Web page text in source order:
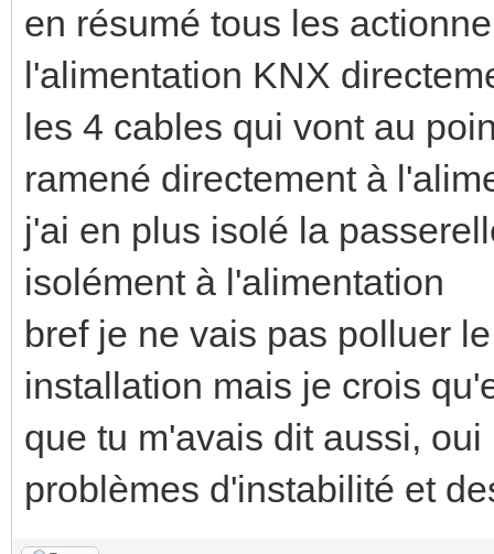
en résumé tous les
l'alimentation KNX
les 4 cables qui vont au
ramené directement à
j'ai en plus isolé la
isolément à l'alimentation
bref je ne vais pas polluer
installation mais je crois
que tu m'avais dit aussi,
problèmes d'instabilité et